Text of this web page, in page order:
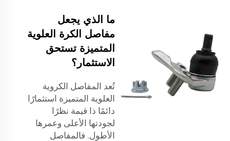
ما الذي يجعل
مفاصل الكرة العلوية
المتميزة تستحق
الاستثمار؟
تُعد المفاصل الكروية
العلوية المتميزة استثمارًا
دائمًا ذا قيمة نظرًا
لجودتها الأعلى وعمرها
الأطول. فالمفاصل